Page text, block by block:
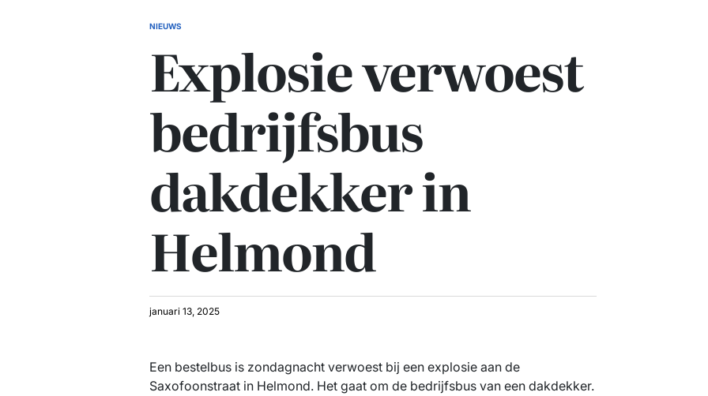
GEPLAATST
NIEUWS
Explosie verwoest
bedrijfsbus
dakdekker in
Helmond
januari 13, 2025
Een bestelbus is zondagnacht verwoest bij een explosie aan de
Saxofoonstraat in Helmond. Het gaat om de bedrijfsbus van een dakdekker.